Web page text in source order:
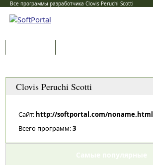
Все программы разработчика Clovis Peruchi Scotti
Clovis Peruchi Scotti
Сайт: http://softportal.com/noname.html
Всего программ:3
Самые популярные